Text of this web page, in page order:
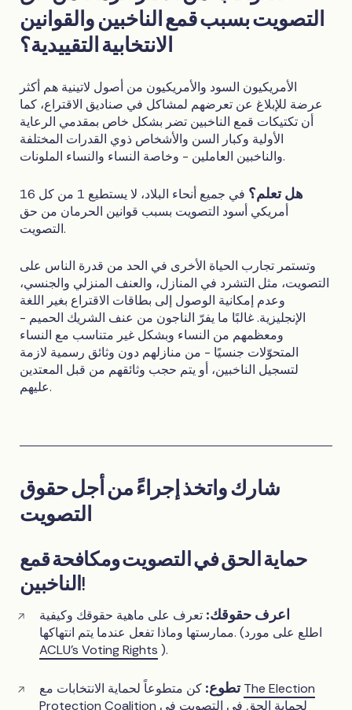
التصويت بسبب قمع الناخبين والقوانين
الانتخابية التقييدية؟
الأمريكيون السود والأمريكيون من أصول لاتينية هم أكثر
عرضة للإبلاغ عن تعرضهم لمشاكل في صناديق الاقتراع، كما
أن تكتيكات قمع الناخبين تضر بشكل خاص بمقدمي الرعاية
الأولية وكبار السن والأشخاص ذوي القدرات المختلفة
والناخبين العاملين - وخاصة النساء والنساء الملونات.
هل تعلم؟
في جميع أنحاء البلاد، لا يستطيع 1 من كل 16
أمريكي أسود التصويت بسبب قوانين الحرمان من حق
التصويت.
وتستمر تجارب الحياة الأخرى في الحد من قدرة الناس على
التصويت، مثل التشرد في المنازل، والعنف المنزلي والجنسي،
وعدم إمكانية الوصول إلى بطاقات الاقتراع بغير اللغة
الإنجليزية. غالبًا ما يفرّ الناجون من عنف الشريك الحميم -
ومعظمهم من النساء وبشكل غير متناسب مع النساء
المتحوّلات جنسيًا - من منازلهم دون وثائق رسمية لازمة
لتسجيل الناخبين، أو يتم حجب وثائقهم من قبل المعتدين
عليهم.
شارك واتخذ إجراءً من أجل حقوق
التصويت
حماية الحق في التصويت ومكافحة قمع
الناخبين!
اعرف حقوقك: تعرف على ماهية حقوقك وكيفية
ممارستها وماذا تفعل عندما يتم انتهاكها. (اطلع على مورد
ACLU’s Voting Rights ).
تطوع:كن متطوعاً لحماية الانتخابات معThe Election
Protection Coalition